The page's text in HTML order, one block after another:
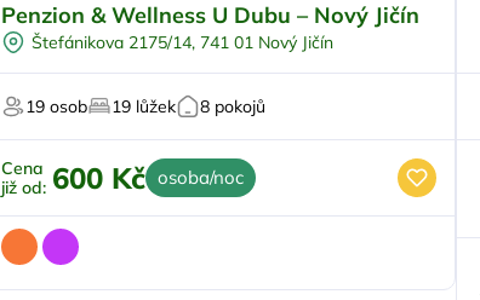
Penzion & Wellness U Dubu – Nový Jičín
Štefánikova 2175/14, 741 01 Nový Jičín
19 osob 19 lůžek 8 pokojů
Cena
již od: 600 Kč osoba/noc